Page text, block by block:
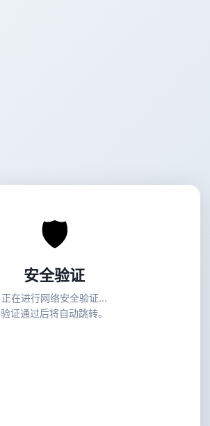
🛡
安全验证
正在进行网络安全验证...
验证通过后将自动跳转。